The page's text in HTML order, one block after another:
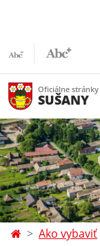
Oficiálne stránky
SUŠANY
Ako vybaviť